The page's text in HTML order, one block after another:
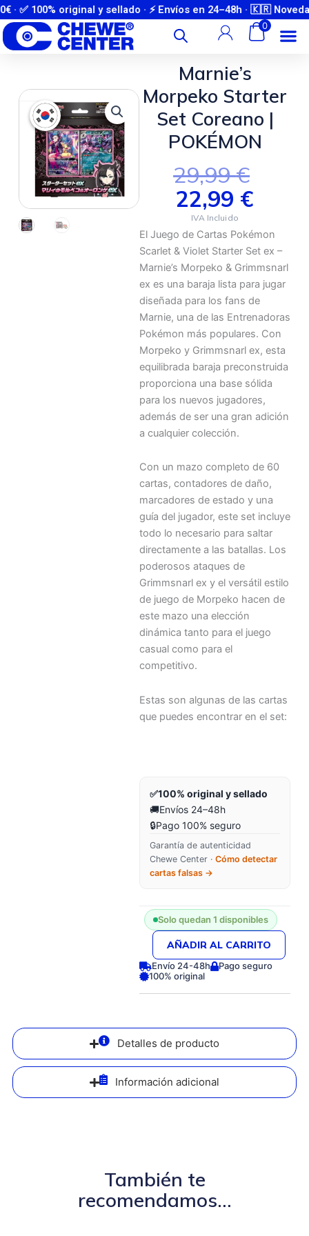
Únete a nuestra comunidad de WhatsApp y entérate de novedades y
preventas antes que nadie
Ir
al
contenido
100% original y sellado · ⚡ Envíos en 24–48h · 🇰🇷
0
Marnie’s
Morpeko Starter
Set Coreano |
POKÉMON
29,99€
Era:
22,99 €
Es:
El Juego de Cartas Pokémon
Scarlet & Violet Starter Set ex –
Marnie’s Morpeko & Grimmsnarl
ex es una baraja lista para jugar
diseñada para los fans de
Marnie, una de las Entrenadoras
Pokémon más populares. Con
Morpeko y Grimmsnarl ex, esta
equilibrada baraja preconstruida
proporciona una base sólida
para los nuevos jugadores,
además de ser una gran adición
a cualquier colección.
Con un mazo completo de 60
cartas, contadores de daño,
marcadores de estado y una
guía del jugador, este set incluye
todo lo necesario para saltar
directamente a las batallas. Los
poderosos ataques de
Grimmsnarl ex y el versátil estilo
de juego de Morpeko hacen de
este mazo una elección
dinámica tanto para el juego
casual como para el
competitivo.
Estas son algunas de las cartas
que puedes encontrar en el set:
✅100% original y sellado
🚚Envíos 24–48h
🔒Pago 100% seguro
Garantía de autenticidad
Chewe Center ·Cómo detectar
cartas falsas →
Solo quedan 1 disponibles
AÑADIR AL CARRITO
Envío 24-48h
Pago seguro
100% original
Detalles de producto
Información adicional
También te
recomendamos...